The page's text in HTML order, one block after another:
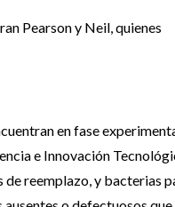
Pearson y Neil, quienes
en fase
e Innovación
reemplazo, y bacterias